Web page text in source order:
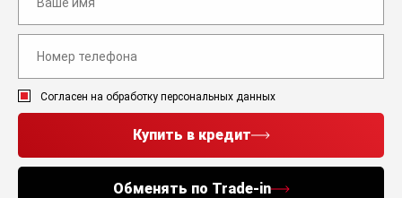
Согласен на обработку персональных данных
Купить в кредит
Обменять по Trade-in